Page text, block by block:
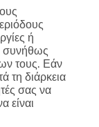
ή
συνήθως
τους. Εάν
τη διάρκεια
σας να
είναι